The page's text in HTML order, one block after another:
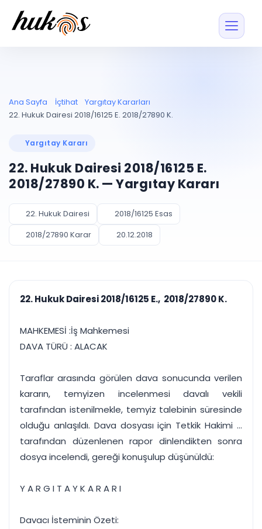
Entegrasyonu
UYAP ile otomatik
UYAP Evrak
Entegrasyonu
UETS Entegrasyonu
Tebligatları anında
Müvekkil ve taraf
Vekalet
PLANLAMA & TAKİP
Pano ve Takip
Duruşma ve görev
takvimi
Bildirim
Süreleri asla kaçırmayın
AKILLI & FİNANS
takibi
UYAP & UETS entegrasyonundan finansa, hepsi bir arada.
Tüm özellikleri inceleyin Ücretsiz Başlayın
Blog
Ücretsiz Başlayın Giriş Yap
Ana Sayfa İçtihat
Yargıtay Kararları
22. Hukuk Dairesi 2018/16125 E. 2018/27890 K.
Yargıtay Kararı
22. Hukuk Dairesi 2018/16125 E.
2018/27890 K. — Yargıtay Kararı
22. Hukuk Dairesi
2018/16125 Esas
2018/27890 Karar
20.12.2018
22. Hukuk Dairesi 2018/16125 E., 2018/27890 K.
MAHKEMESİ :İş Mahkemesi
DAVA TÜRÜ : ALACAK
Taraflar arasında görülen dava sonucunda verilen
kararın, temyizen incelenmesi davalı vekili
tarafından istenilmekle, temyiz talebinin süresinde
olduğu anlaşıldı. Dava dosyası için Tetkik Hakimi ...
tarafından düzenlenen rapor dinlendikten sonra
dosya incelendi, gereği konuşulup düşünüldü:
Y A R G I T A Y K A R A R I
Davacı İsteminin Özeti: